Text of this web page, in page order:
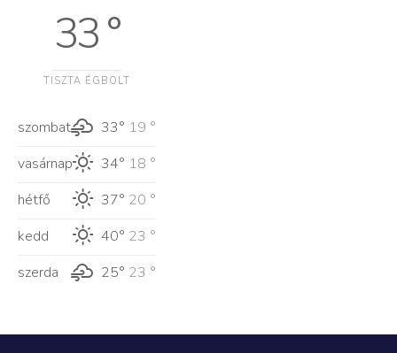
33 °
TISZTA ÉGBOLT
szombat 33° 19 °
vasárnap
34° 18 °
hétfő
37° 20 °
kedd
40° 23 °
szerda
25° 23 °